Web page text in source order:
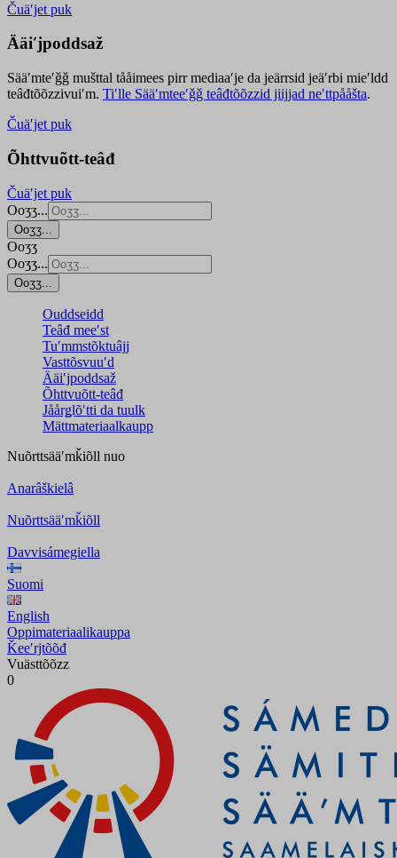
Čuäʹjet puk
Ääiʹjpoddsaž
Sääʹmteʹǧǧ mušttal tååimees pirr mediaaʹje da jeärrsid jeäʹrbi mieʹldd
teâđtõõzzivuiʹm. Tiʹlle Sääʹmteeʹǧǧ teâđtõõzzid jiijjad neʹttpååšta.
Čuäʹjet puk
Õhttvuõtt-teâđ
Čuäʹjet puk
Ooʒʒ...
Ooʒʒ...
Ooʒʒ
Ooʒʒ...
Ooʒʒ...
Ouddseidd
Teâđ meeʹst
Tuʹmmstõktuâjj
Vasttõsvuuʹd
Ääiʹjpoddsaž
Õhttvuõtt-teâđ
Jåårǥlõʹtti da tuulk
Mättmateriaalkaupp
Nuõrttsääʹmǩiõll nuo
Anarâškielâ
Nuõrttsääʹmǩiõll
Davvisámegiella
Suomi
English
Oppimateriaalikauppa
Ǩeeʹrjtõõđ
Vuästtõõzz
0